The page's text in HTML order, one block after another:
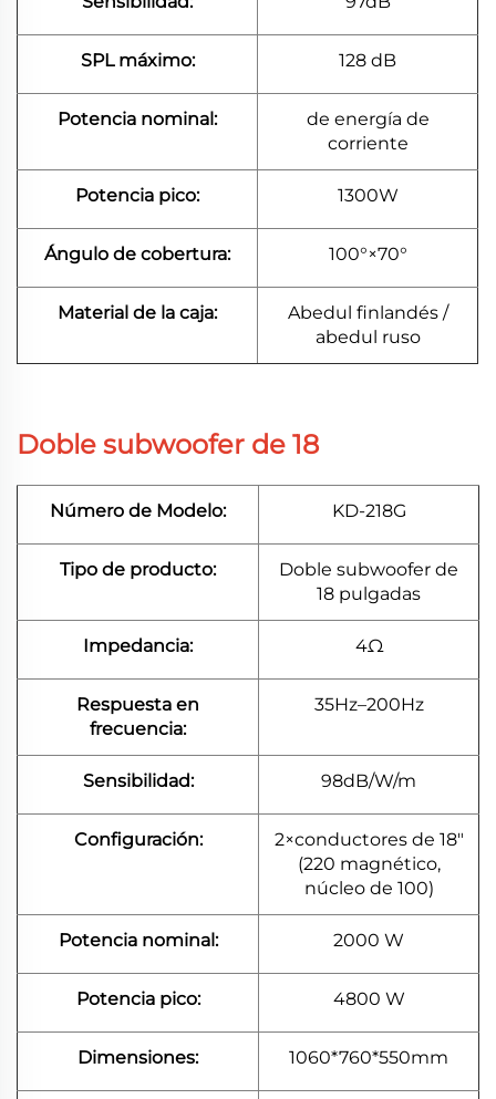
SPL máximo: 128 dB
Potencia nominal:
de energía de
corriente
Potencia pico: 1300W
Ángulo de cobertura: 100°×70°
Material de la caja:
Abedul finlandés /
abedul ruso
Doble subwoofer de 18
Número de Modelo: KD-218G
Tipo de producto:
Doble subwoofer de
18 pulgadas
Impedancia: 4Ω
Respuesta en
frecuencia:
35Hz–200Hz
Sensibilidad: 98dB/W/m
Configuración:
2×conductores de 18"
(220 magnético,
núcleo de 100)
Potencia nominal: 2000 W
Potencia pico: 4800 W
Dimensiones: 1060*760*550mm